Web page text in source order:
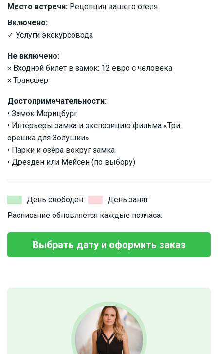
Место встречи: Рецепция вашего отеля
Включено:
✓ Услуги экскурсовода
Не включено:
𐄂 Входной билет в замок: 12 евро с человека
𐄂 Трансфер
Достопримечательности:
• Замок Морицбург
• Интерьеры замка и экспозицию фильма «Три
орешка для Золушки»
• Парки и озёра вокруг замка
• Дрезден или Мейсен (по выбору)
День свободен
День занят
Расписание обновляется каждые полчаса.
Выбрать дату и оформить заказ